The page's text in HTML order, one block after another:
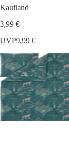
Kaufland
3,99 €
UVP9,99 €